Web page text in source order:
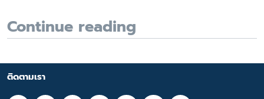
Continue reading
ติดตามเรา